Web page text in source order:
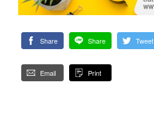
Share Share Tweet
Email Print